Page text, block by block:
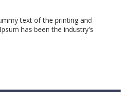
text of the printing and
has been the industry's